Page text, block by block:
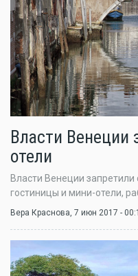
Власти Венеции
отели
Власти Венеции
гостиницы и мини-отели,
Вера Краснова, 7 июн 2017 -